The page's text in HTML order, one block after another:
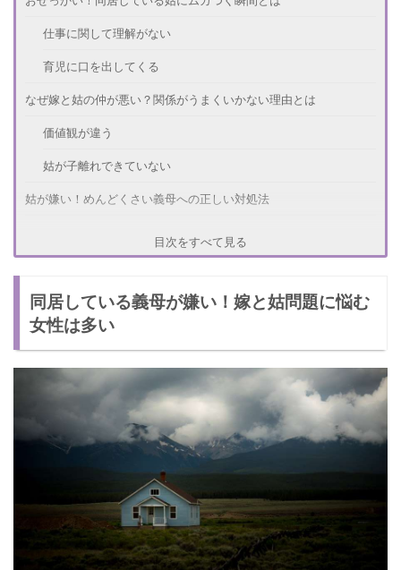
仕事に関して理解がない
育児に口を出してくる
なぜ嫁と姑の仲が悪い？関係がうまくいかない理由とは
価値観が違う
姑が子離れできていない
姑が嫌い！めんどくさい義母への正しい対処法
実際に妻が実践しているめんどくさい姑への対策とは
目次をすべて見る
同居している義母が嫌い！嫁と姑問題に悩む
女性は多い